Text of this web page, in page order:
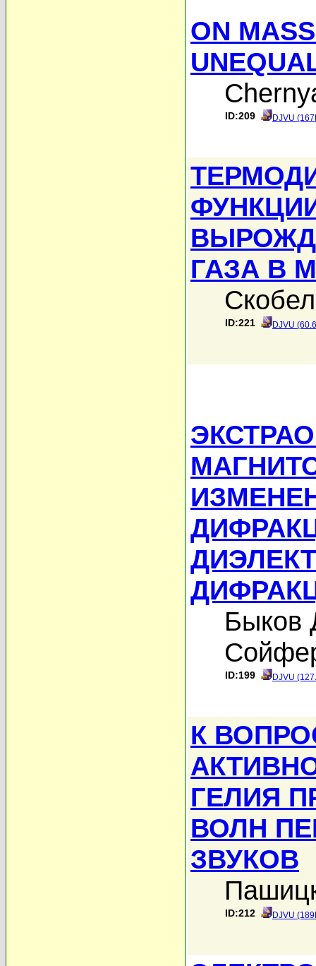
ON
ID:209 DJVU
ГАЗА В
ID:221 DJVU
Быков
ID:199 DJVU
К
ГЕЛИЯ
ВОЛН
ЗВУКОВ
ID:212 DJVU